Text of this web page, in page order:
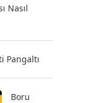
Nasıl
Pangaltı
Boru